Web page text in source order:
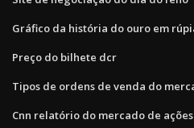
Gráfico da história do ouro em
Preço do bilhete dcr
Tipos de ordens de venda do
Cnn relatório do mercado de